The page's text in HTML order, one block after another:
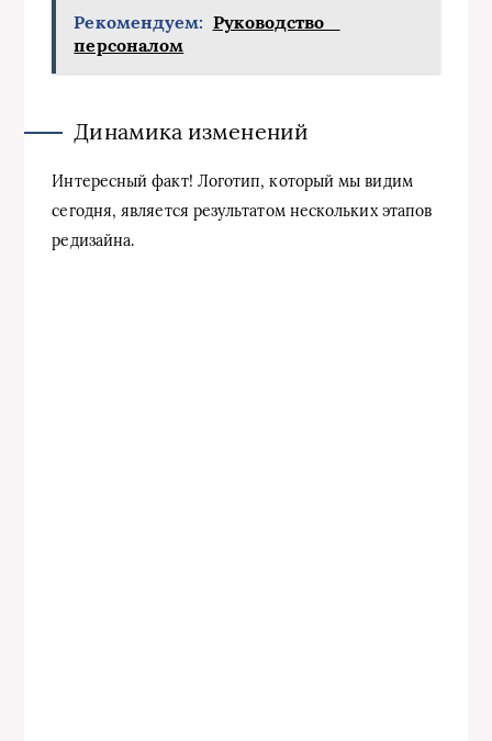
Рекомендуем: Руководство
персоналом
Динамика изменений
Интересный факт! Логотип, который мы видим
сегодня, является результатом нескольких этапов
редизайна.